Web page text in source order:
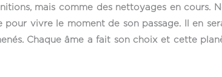
mais comme des nettoyages en cours.
vivre le moment de son passage. Il en
Chaque âme a fait son choix et cette